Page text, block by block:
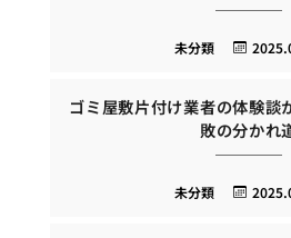
未分類
ゴミ屋敷片付け業者の体験談
敗の分かれ
未分類